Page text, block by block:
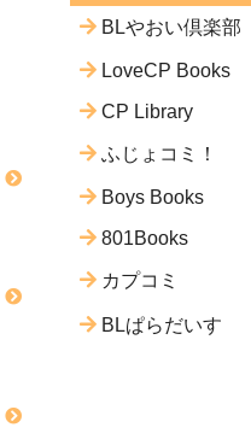
BLやおい倶楽部
LoveCP Books
CP Library
ふじょコミ！
Boys Books
801Books
カプコミ
BLぱらだいす